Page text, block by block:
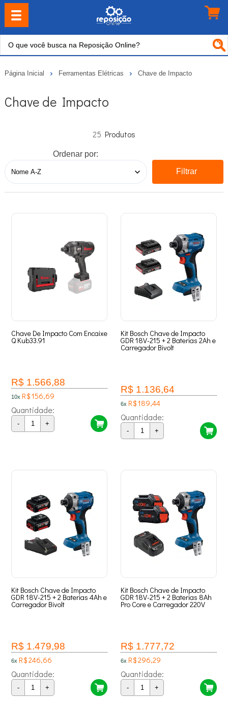
Página Inicial Ferramentas Elétricas Chave de Impacto
Chave de Impacto
25
Ordenar por:
Filtrar
Chave De Impacto Com Encaixe
Q Kub33.91
R$ 1.566,88
10x R$ 156,69
Quantidade:
- +
Kit Bosch Chave de Impacto
GDR 18V-215 + 2 Baterias 2Ah e
Carregador Bivolt
R$ 1.136,64
6x R$ 189,44
Quantidade:
- +
Kit Bosch Chave de Impacto
GDR 18V-215 + 2 Baterias 4Ah e
Carregador Bivolt
R$ 1.479,98
6x R$ 246,66
Quantidade:
- +
Kit Bosch Chave de Impacto
GDR 18V-215 + 2 Baterias 8Ah
Pro Core e Carregador 220V
R$ 1.777,72
6x R$ 296,29
Quantidade:
- +